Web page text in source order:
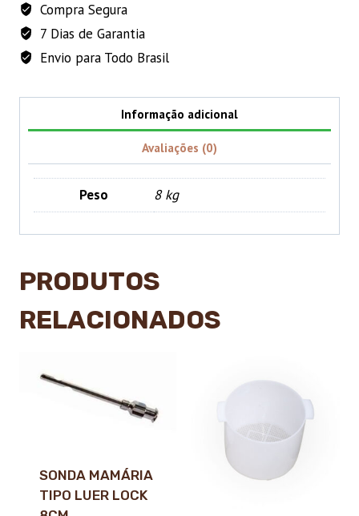
5
LITROS
quantidade
Compra Segura
7 Dias de Garantia
Envio para Todo Brasil
Informação adicional
Avaliações (0)
Peso 8 kg
PRODUTOS
RELACIONADOS
SONDA MAMÁRIA
TIPO LUER LOCK